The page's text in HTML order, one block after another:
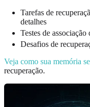
Tarefas de
detalhes
Testes de
Desafios de
Veja como sua memória
recuperação.